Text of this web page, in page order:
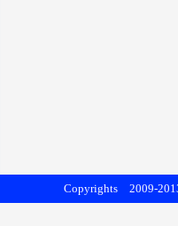
Copyrights 2009-